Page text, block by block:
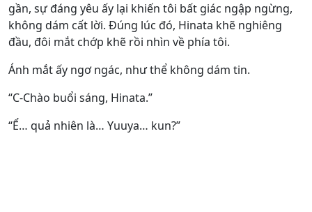
gần, sự đáng yêu ấy lại khiến tôi bất giác ngập ngừng,
không dám cất lời. Đúng lúc đó, Hinata khẽ nghiêng
đầu, đôi mắt chớp khẽ rồi nhìn về phía tôi.
Ánh mắt ấy ngơ ngác, như thể không dám tin.
“C-Chào buổi sáng, Hinata.”
“Ể… quả nhiên là… Yuuya… kun?”